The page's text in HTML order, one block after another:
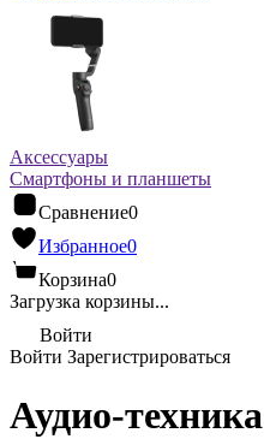
Аксессуары
Смартфоны и планшеты
Сравнение0
Избранное0
Корзина0
Загрузка корзины...
Войти
Войти Зарегистрироваться
Аудио-техника